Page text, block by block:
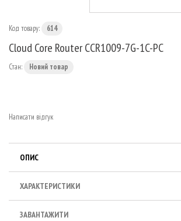
Код товару: 614
Cloud Core Router CCR1009-7G-1C-PC
Стан: Новий товар
Написати відгук
ОПИС
ХАРАКТЕРИСТИКИ
ЗАВАНТАЖИТИ